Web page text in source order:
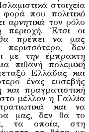
στοιχεία
που πολιτικό
αρνητικά τον ρόλο
περιοχή. Έτσι οι
πρέπει να μας
δεν
με την έμπρακτη
πιθανή πολεμική
Ελλάδας και
ένας ευσεβής
πραγματιστική
μέλλον η Γαλλία
και να
μας, δεν θα το
τα οποία, στη